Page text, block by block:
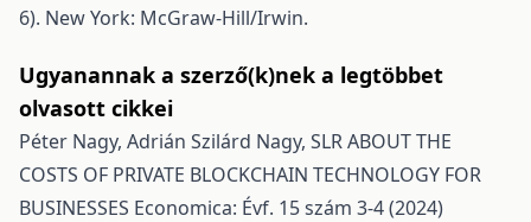
6). New York: McGraw-Hill/Irwin.
Ugyanannak a szerző(k)nek a legtöbbet
olvasott cikkei
Péter Nagy, Adrián Szilárd Nagy, SLR ABOUT THE
COSTS OF PRIVATE BLOCKCHAIN TECHNOLOGY FOR
BUSINESSES Economica: Évf. 15 szám 3-4 (2024)